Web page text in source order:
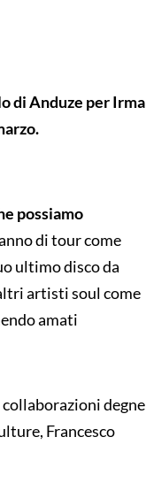
di Anduze per Irma
possiamo
di tour come
ultimo disco da
artisti soul come
amati
degne
Francesco